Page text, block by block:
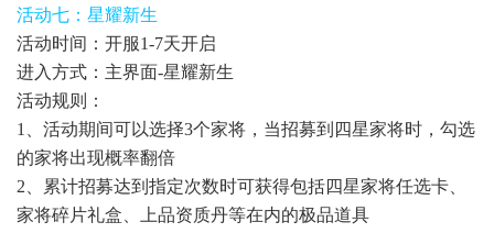
活动七：星耀新生
活动时间：开服1-7天开启
进入方式：主界面-星耀新生
活动规则：
1、活动期间可以选择3个家将，当招募到四星家将时，勾选
的家将出现概率翻倍
2、累计招募达到指定次数时可获得包括四星家将任选卡、
家将碎片礼盒、上品资质丹等在内的极品道具